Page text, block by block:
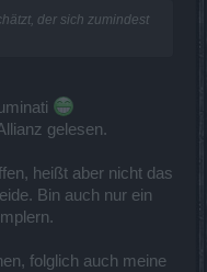
der sich zumindest
gelesen.
heißt aber nicht das
Bin auch nur ein
folglich auch meine